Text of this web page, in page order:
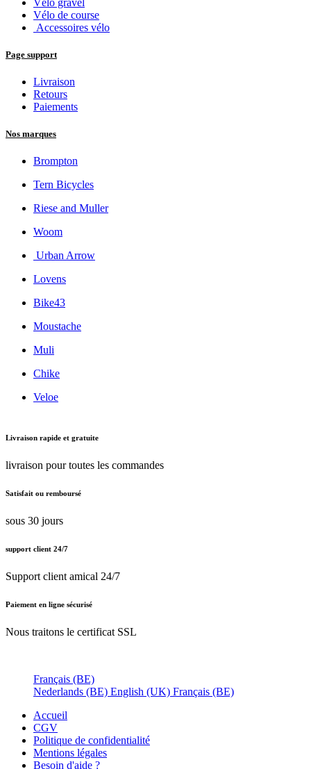
Vélo de course
Accessoires vélo
Page support
Livraison
Retours
Paiements
Nos marques
Brompton
Tern Bicycles
Riese and Muller
Woom
Urban Arrow
Lovens
Bike43
Moustache
Muli
Chike
Veloe
Livraison rapide et gratuite
livraison pour toutes les commandes
Satisfait ou remboursé
sous 30 jours
support client 24/7
Support client amical 24/7
Paiement en ligne sécurisé
Nous traitons le certificat SSL
Français (BE)
Nederlands (BE) English (UK) Français (BE)
Accueil
CGV
Politique de confidentialité
Mentions légales
Besoin d'aide ?